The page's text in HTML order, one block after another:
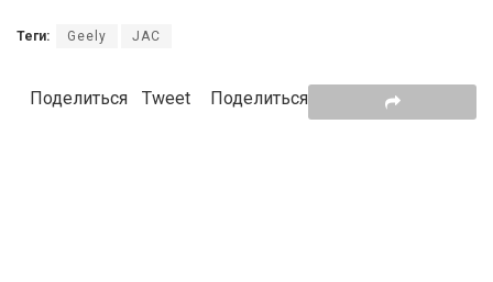
Теги: Geely JAC
Поделиться Tweet Поделиться